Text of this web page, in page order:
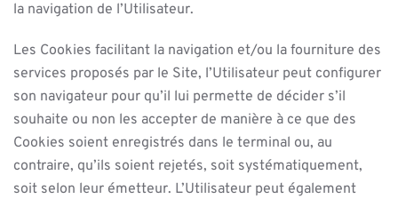
la navigation de l’Utilisateur.
Les Cookies facilitant la navigation et/ou la fourniture des
services proposés par le Site, l’Utilisateur peut configurer
son navigateur pour qu’il lui permette de décider s’il
souhaite ou non les accepter de manière à ce que des
Cookies soient enregistrés dans le terminal ou, au
contraire, qu’ils soient rejetés, soit systématiquement,
soit selon leur émetteur. L’Utilisateur peut également